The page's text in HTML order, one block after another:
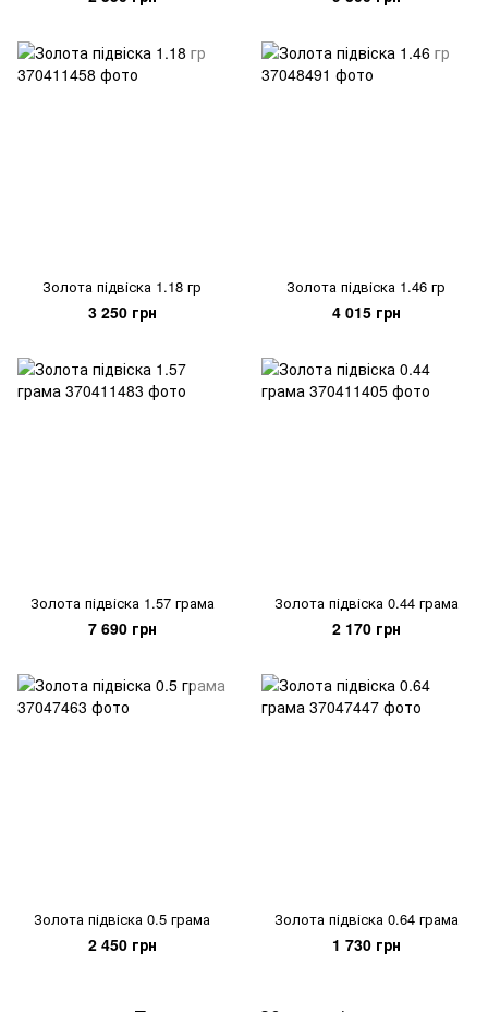
Золота підвіска 1.18 гр
3 250 грн
Золота підвіска 1.46 гр
4 015 грн
Золота підвіска 1.57 грама
7 690 грн
Золота підвіска 0.44 грама
2 170 грн
Золота підвіска 0.5 грама
2 450 грн
Золота підвіска 0.64 грама
1 730 грн